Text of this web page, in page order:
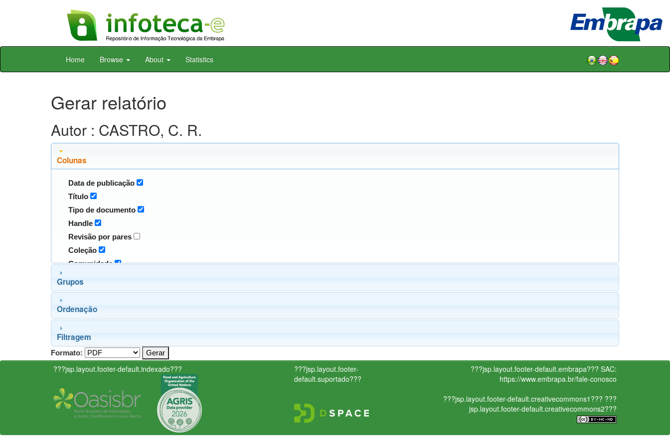
Skip
Home Browse About Statistics
Gerar relatório
Autor : CASTRO, C. R.
Colunas
Data de publicação
Título
Tipo de documento
Handle
Revisão por pares
Coleção
Comunidade
Grupos
Ordenação
Filtragem
Formato:
???jsp.layout.footer-default.indexado???
???jsp.layout.footer-
default.suportado???
???jsp.layout.footer-default.embrapa??? SAC:
https://www.embrapa.br/fale-conosco
???jsp.layout.footer-default.creativecommons1??? ???
jsp.layout.footer-default.creativecommons2???